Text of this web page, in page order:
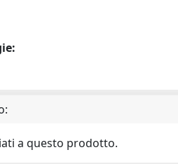
a questo prodotto.